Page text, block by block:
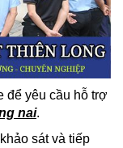
để yêu cầu hỗ trợ
nai.
sát và tiếp